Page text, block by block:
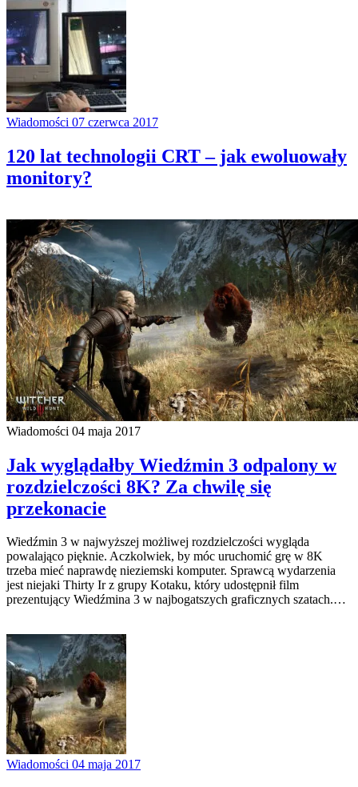
Wiadomości 07 czerwca 2017
120 lat technologii CRT – jak ewoluowały
monitory?
Wiadomości 04 maja 2017
Jak wyglądałby Wiedźmin 3 odpalony w
rozdzielczości 8K? Za chwilę się
przekonacie
Wiedźmin 3 w najwyższej możliwej rozdzielczości wygląda
powalająco pięknie. Aczkolwiek, by móc uruchomić grę w 8K
trzeba mieć naprawdę nieziemski komputer. Sprawcą wydarzenia
jest niejaki Thirty Ir z grupy Kotaku, który udostępnił film
prezentujący Wiedźmina 3 w najbogatszych graficznych szatach.…
Wiadomości 04 maja 2017